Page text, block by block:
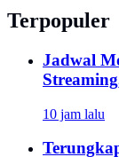
Terpopuler
Jadwal
10 jam lalu